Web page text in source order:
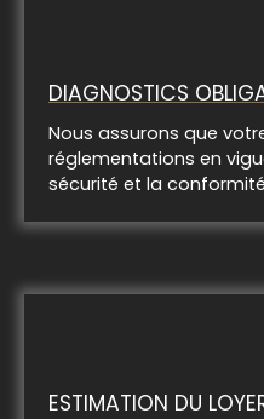
DIAGNOSTICS
Nous assurons que
réglementations en
sécurité et la
ESTIMATION DU